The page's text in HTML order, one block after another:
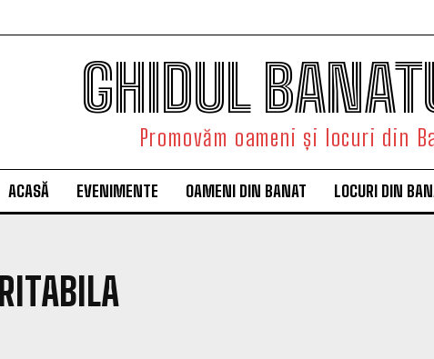
GHIDUL
Promovăm oameni și locuri din
ACASĂ EVENIMENTE OAMENI DIN BANAT LOCURI DIN